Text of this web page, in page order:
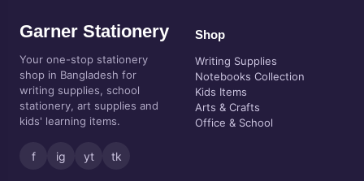
Garner Stationery
Your one-stop stationery
shop in Bangladesh for
writing supplies, school
stationery, art supplies and
kids' learning items.
f ig yt tk
Shop
Writing Supplies
Notebooks Collection
Kids Items
Arts & Crafts
Office & School